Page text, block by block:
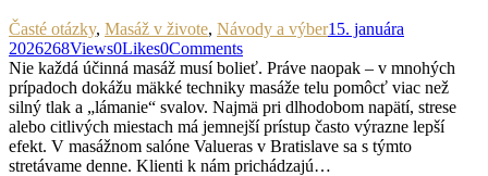
Časté otázky, Masáž v živote, Návody a výber15. januára
2026268Views0Likes0Comments
Nie každá účinná masáž musí bolieť. Práve naopak – v mnohých
prípadoch dokážu mäkké techniky masáže telu pomôcť viac než
silný tlak a „lámanie“ svalov. Najmä pri dlhodobom napätí, strese
alebo citlivých miestach má jemnejší prístup často výrazne lepší
efekt. V masážnom salóne Valueras v Bratislave sa s týmto
stretávame denne. Klienti k nám prichádzajú…